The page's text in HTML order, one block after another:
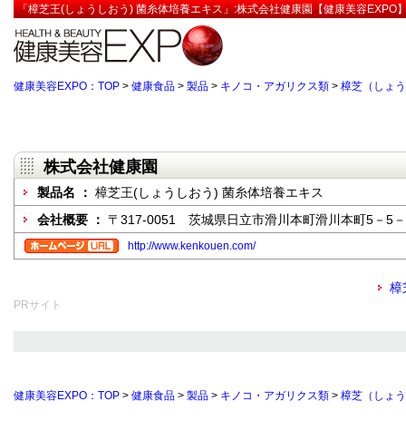
「樟芝王(しょうしおう) 菌糸体培養エキス」:株式会社健康園【健康美容EXPO
健康美容EXPO：TOP > 健康食品 > 製品 > キノコ・アガリクス類 > 樟芝（しょ
株式会社健康園
製品名 ： 樟芝王(しょうしおう) 菌糸体培養エキス
会社概要 ： 〒317-0051 茨城県日立市滑川本町滑川本町5－5
http://www.kenkouen.com/
樟
PRサイト
健康美容EXPO：TOP > 健康食品 > 製品 > キノコ・アガリクス類 > 樟芝（しょ